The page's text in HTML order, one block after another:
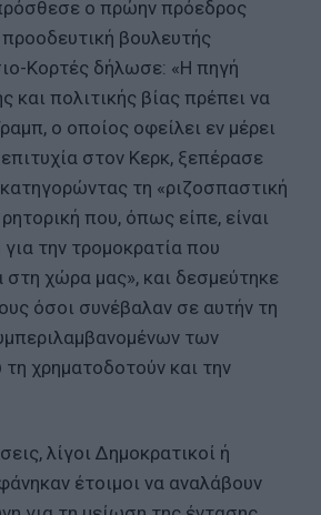
ο πρώην πρόεδρος
βουλευτής
Κορτές δήλωσε: «Η πηγή
και πολιτικής βίας πρέπει να
ο οποίος οφείλει εν μέρει
στον Κερκ, ξεπέρασε
τη «ριζοσπαστική
που, όπως είπε, είναι
την τρομοκρατία που
χώρα μας», και δεσμεύτηκε
όσοι συνέβαλαν σε αυτήν τη
των
χρηματοδοτούν και την
λίγοι Δημοκρατικοί ή
έτοιμοι να αναλάβουν